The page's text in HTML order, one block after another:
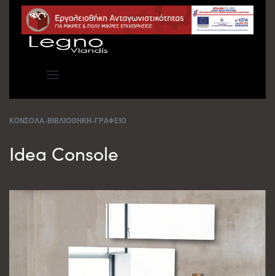
ΚΟΝΣΟΛΑ-ΒΙΒΛΙΟΘΗΚΗ-ΓΡΑΦΕΙΟ
Idea Console